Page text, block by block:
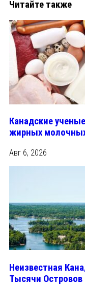
Читайте также
Канадские
жирных
Авг 6, 2026
Неизвестная
Тысячи Островов